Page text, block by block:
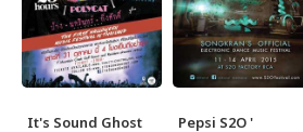
It's Sound Ghost Pepsi S2O '